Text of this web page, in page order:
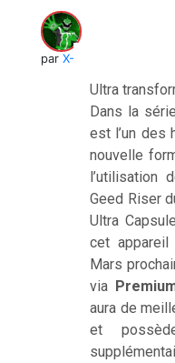
par X-Verine
Ultra
Dans la série
est l’un des
nouvelle
l’utilisation
Geed Riser
Ultra
cet
Mars
via
aura de
et